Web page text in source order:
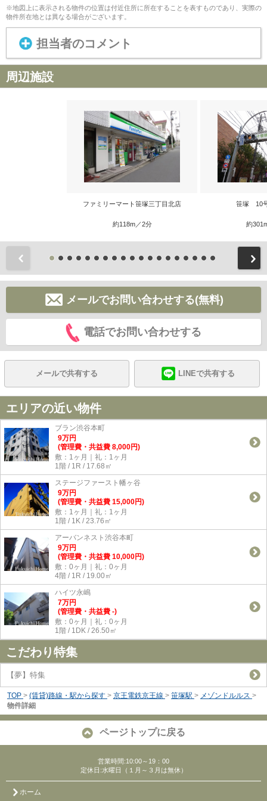
※地図上に表示される物件の位置は付近住所に所在することを表すものであり、実際の
物件所在地とは異なる場合がございます。
担当者のコメント
周辺施設
ファミリーマート笹塚三丁目北店
約118m／2分
笹塚 10
約
メールでお問い合わせする(無料)
電話でお問い合わせする
メールで共有する LINEで共有する
エリアの近い物件
ブラン渋谷本町
9万円
(管理費・共益費 8,000円)
敷：1ヶ月｜礼：1ヶ月
1階 / 1R / 17.68㎡
ステージファースト幡ヶ谷
9万円
(管理費・共益費 15,000円)
敷：1ヶ月｜礼：1ヶ月
1階 / 1K / 23.76㎡
アーバンネスト渋谷本町
9万円
(管理費・共益費 10,000円)
敷：0ヶ月｜礼：0ヶ月
4階 / 1R / 19.00㎡
ハイツ永嶋
7万円
(管理費・共益費 -)
敷：0ヶ月｜礼：0ヶ月
1階 / 1DK / 26.50㎡
こだわり特集
【夢】特集
TOP > (賃貸)路線・駅から探す > 京王電鉄京王線 > 笹塚駅 > メゾンドルルス >
物件詳細
ページトップに戻る
営業時間:10:00～19：00
定休日:水曜日（１月～３月は無休）
ホーム